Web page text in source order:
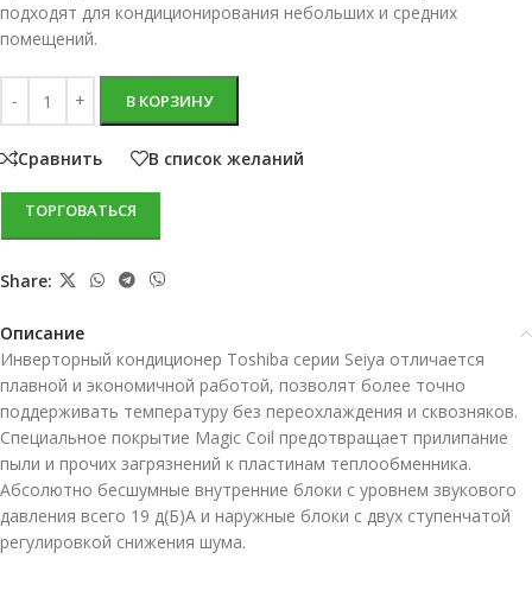
подходят для кондиционирования небольших и средних
помещений.
В КОРЗИНУ
Сравнить В список желаний
ТОРГОВАТЬСЯ
Share:
Описание
Инверторный кондиционер Toshiba серии Seiya отличается
плавной и экономичной работой, позволят более точно
поддерживать температуру без переохлаждения и сквозняков.
Специальное покрытие Magic Coil предотвращает прилипание
пыли и прочих загрязнений к пластинам теплообменника.
Абсолютно бесшумные внутренние блоки с уровнем звукового
давления всего 19 д(Б)А и наружные блоки с двух ступенчатой
регулировкой снижения шума.